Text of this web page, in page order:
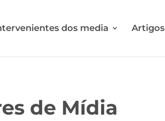
dos media Artigos
de Mídia